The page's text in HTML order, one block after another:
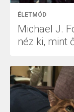
ÉLETMÓD
Michael J.
néz ki, mint